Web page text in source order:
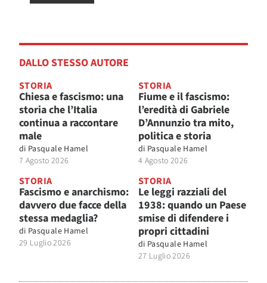
DALLO STESSO AUTORE
STORIA
Chiesa e fascismo: una
storia che l’Italia
continua a raccontare
male
di Pasquale Hamel
7 Agosto 2026
STORIA
Fiume e il fascismo:
l’eredità di Gabriele
D’Annunzio tra mito,
politica e storia
di Pasquale Hamel
4 Agosto 2026
STORIA
Fascismo e anarchismo:
davvero due facce della
stessa medaglia?
di Pasquale Hamel
29 Luglio 2026
STORIA
Le leggi razziali del
1938: quando un Paese
smise di difendere i
propri cittadini
di Pasquale Hamel
27 Luglio 2026